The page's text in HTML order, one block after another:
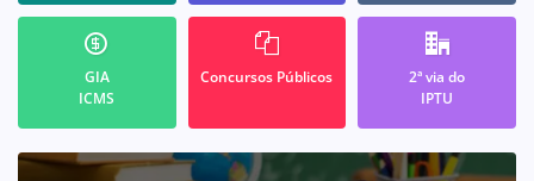
GIA
ICMS
Concursos Públicos
2ª via do
IPTU